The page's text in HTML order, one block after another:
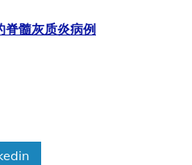
脊髓灰质炎病例